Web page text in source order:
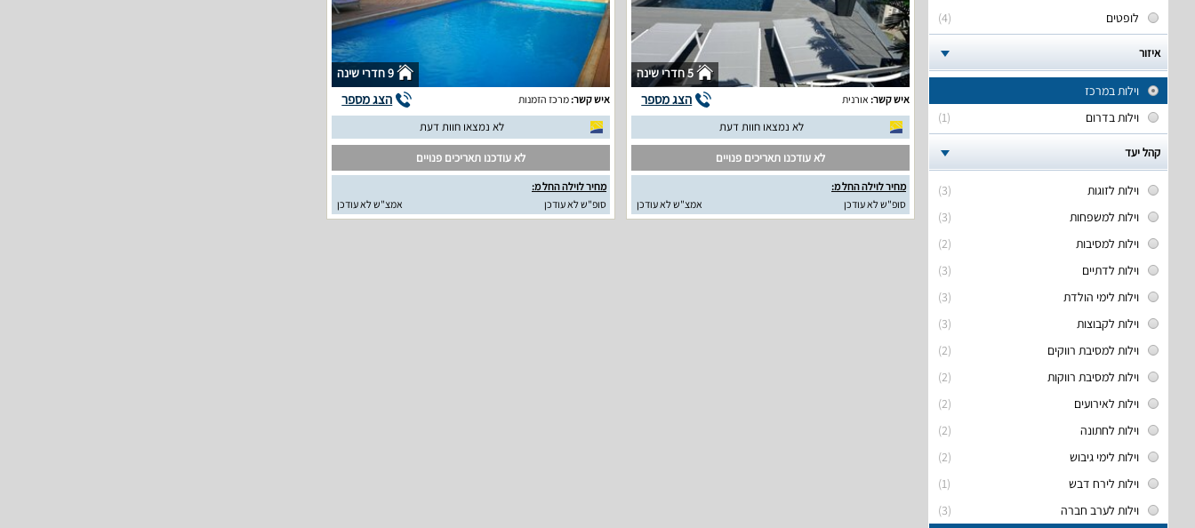
(4)
לופטים
איזור
וילות במרכז
(1)
וילות בדרום
קהל יעד
(3)
וילות לזוגות
(3)
וילות למשפחות
(2)
וילות למסיבות
(3)
וילות לדתיים
(3)
וילות לימי הולדת
(3)
וילות לקבוצות
(2)
וילות למסיבת רווקים
(2)
וילות למסיבת רווקות
(2)
וילות לאירועים
(2)
וילות לחתונה
(2)
וילות לימי גיבוש
(1)
וילות לירח דבש
(3)
וילות לערב חברה
5 חדרי שינה
איש קשר: אורנית הצג מספר
לא נמצאו חוות דעת
לא עודכנו תאריכים פנויים
מחיר לוילה החל מ:
סופ"ש לא עודכן
אמצ"ש לא עודכן
9 חדרי שינה
איש קשר:מרכז הזמנות הצג מספר
לא נמצאו חוות דעת
לא עודכנו תאריכים פנויים
מחיר לוילה החל מ:
סופ"ש לא עודכן
אמצ"ש לא עודכן